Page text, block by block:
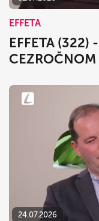
EFFETA
EFFETA (322)
24.07.2026